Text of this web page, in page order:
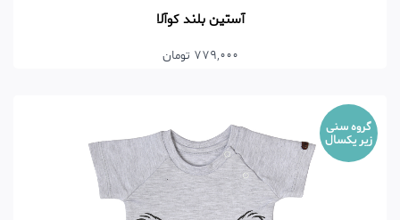
آستین بلند کوآلا
779,000 تومان
گروه سنی
زیر یکسال